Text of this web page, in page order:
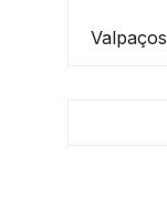
Valpaços